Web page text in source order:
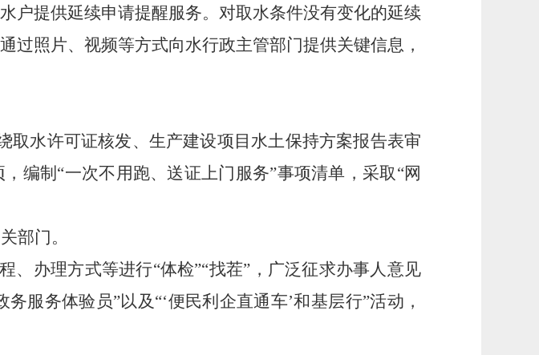
户提供延续申请提醒服务。对取水条件没有变化的延续
过照片、视频等方式向水行政主管部门提供关键信息，
取水许可证核发、生产建设项目水土保持方案报告表审
编制“一次不用跑、送证上门服务”事项清单，采取“网
部门。
、办理方式等进行“体检”“找茬”，广泛征求办事人意见
服务体验员”以及“‘便民利企直通车’和基层行”活动，